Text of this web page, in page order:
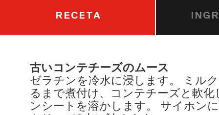
RECETA
古いコンテチーズのムース
ゼラチンを冷水に浸します。 ミル
るまで煮付け、コンテチーズと軟
ンシートを溶かします。 サイホン